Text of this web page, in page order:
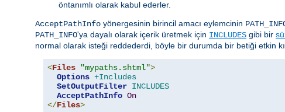
öntanımlı olarak kabul ederler.
AcceptPathInfo yönergesinin birincil amacı eylemcinin
PATH_INFO'ya dayalı olarak içerik üretmek için INCLUDES gibi bir
normal olarak isteği reddederdi, böyle bir durumda bir betiği etkin
<Files "mypaths.shtml">
Options +Includes
SetOutputFilter INCLUDES
AcceptPathInfo On
</Files>